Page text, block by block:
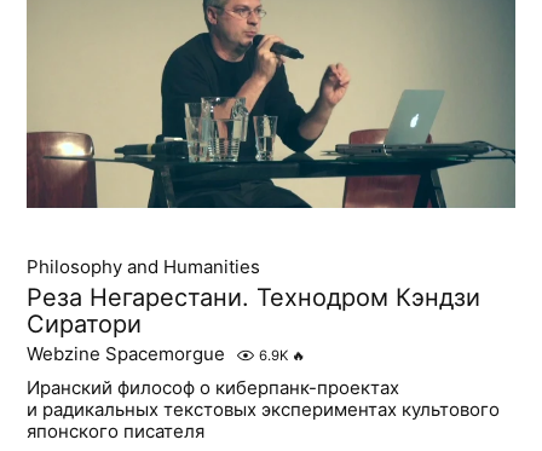
Philosophy and Humanities
Реза Негарестани. Технодром Кэндзи
Сиратори
Webzine Spacemorgue 6.9K 🔥
Иранский философ о киберпанк-проектах
и радикальных текстовых экспериментах культового
японского писателя